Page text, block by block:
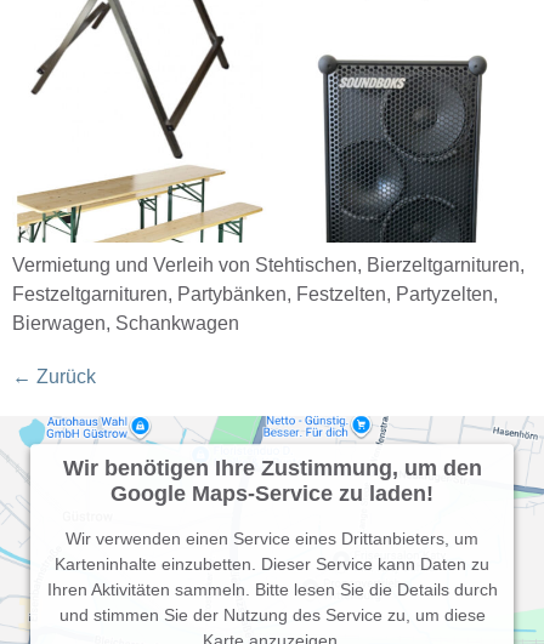
Vermietung und Verleih von Stehtischen, Bierzeltgarnituren,
Festzeltgarnituren, Partybänken, Festzelten, Partyzelten,
Bierwagen, Schankwagen
← Zurück
Wir benötigen Ihre Zustimmung, um den
Google Maps-Service zu laden!
Wir verwenden einen Service eines Drittanbieters, um
Karteninhalte einzubetten. Dieser Service kann Daten zu
Ihren Aktivitäten sammeln. Bitte lesen Sie die Details durch
und stimmen Sie der Nutzung des Service zu, um diese